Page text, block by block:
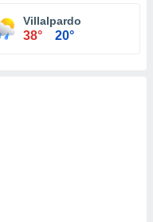
Villalpardo
38° 20°